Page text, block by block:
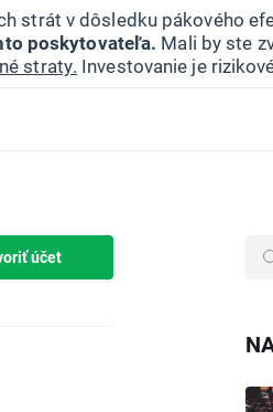
strát v dôsledku pákového
poskytovateľa. Mali by ste
straty. Investovanie je
účet